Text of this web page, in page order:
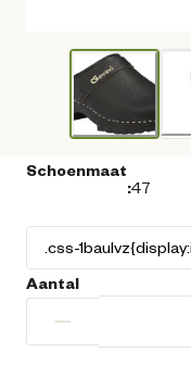
Schoenmaat
:47
Aantal
−